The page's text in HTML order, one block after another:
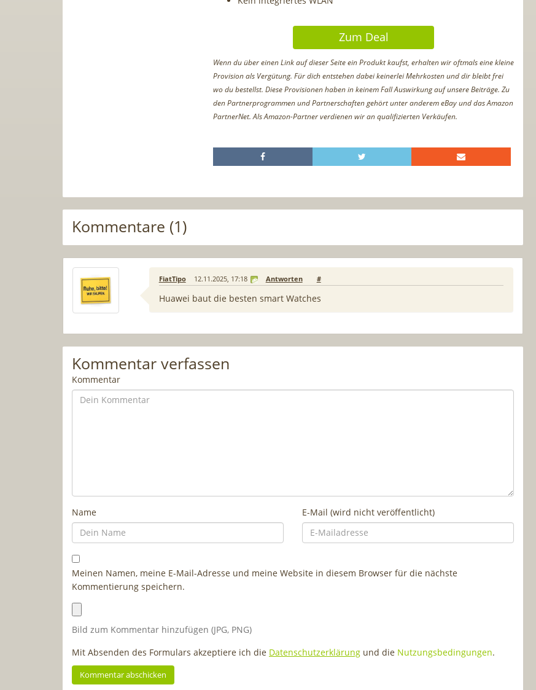
Zum Deal
Wenn du über einen Link auf dieser Seite ein Produkt kaufst, erhalten wir oftmals eine kleine
Provision als Vergütung. Für dich entstehen dabei keinerlei Mehrkosten und dir bleibt frei
wo du bestellst. Diese Provisionen haben in keinem Fall Auswirkung auf unsere Beiträge. Zu
den Partnerprogrammen und Partnerschaften gehört unter anderem eBay und das Amazon
PartnerNet. Als Amazon-Partner verdienen wir an qualifizierten Verkäufen.
Kommentare (1)
FiatTipo 12.11.2025, 17:18 Antworten #
Huawei baut die besten smart Watches
Kommentar verfassen
Kommentar
Name E-Mail (wird nicht veröffentlicht)
Meinen Namen, meine E-Mail-Adresse und meine Website in diesem Browser für die nächste
Kommentierung speichern.
Bild zum Kommentar hinzufügen (JPG, PNG)
Mit Absenden des Formulars akzeptiere ich die Datenschutzerklärung und die Nutzungsbedingungen.